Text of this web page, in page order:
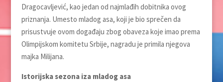
Dragocavljević, kao jedan od najmlađih dobitnika ovog
priznanja. Umesto mladog asa, koji je bio sprečen da
prisustvuje ovom događaju zbog obaveza koje imao prema
Olimpijskom komitetu Srbije, nagradu je primila njegova
majka Milijana.
Istorijska sezona iza mladog asa